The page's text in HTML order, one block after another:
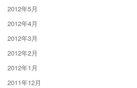
2012年5月
2012年4月
2012年3月
2012年2月
2012年1月
2011年12月